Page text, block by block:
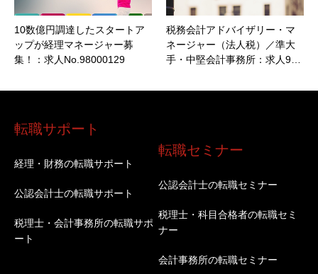
10数億円調達したスタートア
ップが経理マネージャー募
集！：求人No.98000129
税務会計アドバイザリー・マ
ネージャー（法人税）／準大
手・中堅会計事務所：求人9…
転職サポート
経理・財務の転職サポート
公認会計士の転職サポート
税理士・会計事務所の転職サポ
ート
転職セミナー
公認会計士の転職セミナー
税理士・科目合格者の転職セミ
ナー
会計事務所の転職セミナー